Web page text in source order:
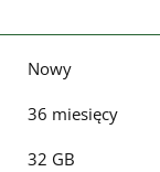
Nowy
36 miesięcy
32 GB